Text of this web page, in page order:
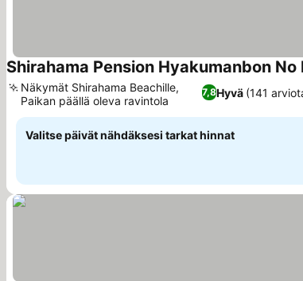
Shirahama Pension Hyakumanbon No
7,8Hyvä (141
Näkymät Shirahama Beachille,
Paikan päällä oleva ravintola
Valitse päivät nähdäksesi tarkat hinnat